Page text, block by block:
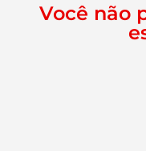
Você não